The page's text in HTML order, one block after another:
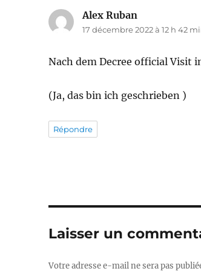
Alex Ruban
17 décembre 2022 à 12 h 42
Nach dem Decree official Visit
(Ja, das bin ich geschrieben )
Répondre
Laisser un
Votre adresse e-mail ne sera pas